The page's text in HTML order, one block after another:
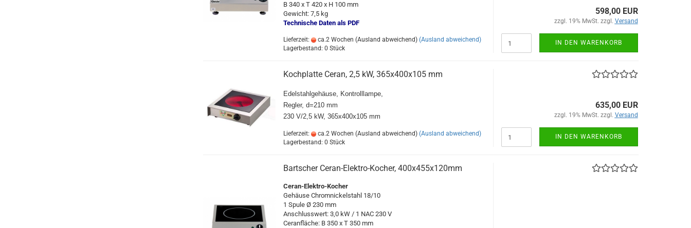
B 340 x T 420 x H 100 mm
Gewicht: 7,5 kg
Technische Daten als PDF
Lieferzeit: ca.2 Wochen (Ausland abweichend) (Ausland abweichend)
Lagerbestand: 0 Stück
598,00 EUR
zzgl. 19% MwSt. zzgl. Versand
IN DEN WARENKORB
Kochplatte Ceran, 2,5 kW, 365x400x105 mm
Edelstahlgehäuse, Kontrolllampe,
Regler, d=210 mm
230 V/2,5 kW, 365x400x105 mm
Lieferzeit: ca.2 Wochen (Ausland abweichend) (Ausland abweichend)
Lagerbestand: 0 Stück
635,00 EUR
zzgl. 19% MwSt. zzgl. Versand
IN DEN WARENKORB
Bartscher Ceran-Elektro-Kocher, 400x455x120mm
Ceran-Elektro-Kocher
Gehäuse Chromnickelstahl 18/10
1 Spule Ø 230 mm
Anschlusswert: 3,0 kW / 1 NAC 230 V
Ceranfläche: B 350 x T 350 mm